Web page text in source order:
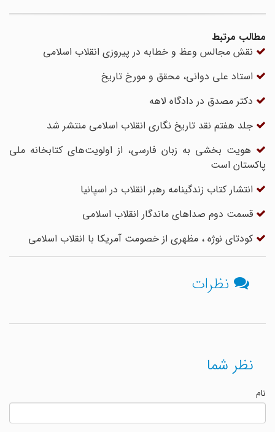
مطالب مرتبط
نقش‌ مجالس وعظ و خطابه در پیروزی انقلاب اسلامی
استاد علی دوانی، محقق و مورخ تاریخ
دکتر مصدق در دادگاه لاهه
جلد هفتم نقد تاریخ نگاری انقلاب اسلامی منتشر شد
هویت بخشی به زبان فارسی، از اولویت‌های کتابخانه ملی
پاکستان است
انتشار کتاب زندگینامه رهبر انقلاب در اسپانیا
قسمت دوم صداهای ماندگار انقلاب اسلامی
کودتای نوژه ، مظهری از خصومت آمریکا با انقلاب اسلامی‌
نظرات
نظر شما